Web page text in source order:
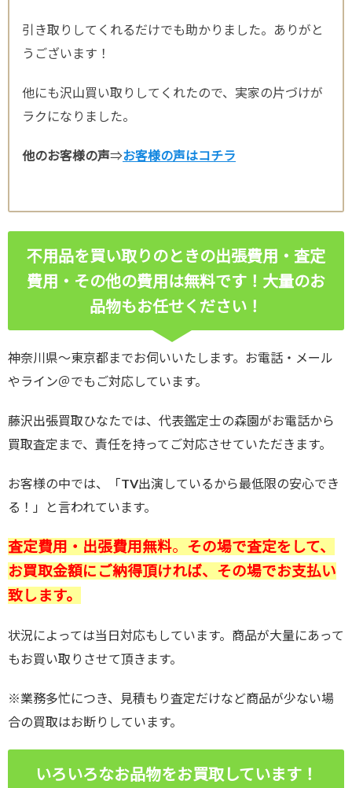
引き取りしてくれるだけでも助かりました。ありがと
うございます！
他にも沢山買い取りしてくれたので、実家の片づけが
ラクになりました。
他のお客様の声⇒お客様の声はコチラ
不用品を買い取りのときの出張費用・査定
費用・その他の費用は無料です！ 大量のお
品物もお任せください！
神奈川県～東京都までお伺いいたします。お電話・メール
やライン＠でもご対応しています。
藤沢出張買取ひなたでは、代表鑑定士の森園がお電話から
買取査定まで、責任を持ってご対応させていただきます。
お客様の中では、「TV出演しているから最低限の安心でき
る！」と言われています。
査定費用・出張費用無料。 その場で査定をして、
お買取金額にご納得頂ければ、その場でお支払い
致します。
状況によっては当日対応もしています。商品が大量にあって
もお買い取りさせて頂きます。
※業務多忙につき、見積もり査定だけなど商品が少ない場
合の買取はお断りしています。
いろいろなお品物をお買取しています！